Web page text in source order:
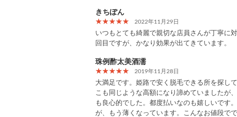
きちぽん
2022年11月29日
いつもとても綺麗で親切な店員さんが丁寧に
回目ですが、かなり効果が出てきています。
珠例酢太美酒濡
2019年11月28日
大満足です。姫路で安く脱毛できる所を探し
こも同じような高額になり諦めていましたが
も良心的でした。都度払いなのも嬉しいです
が、もう薄くなっています。こんなお値段で